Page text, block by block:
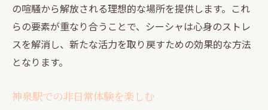
の喧騒から解放される理想的な場所を提供します。これ
らの要素が重なり合うことで、シーシャは心身のストレ
スを解消し、新たな活力を取り戻すための効果的な方法
となります。
神泉駅での非日常体験を楽しむ